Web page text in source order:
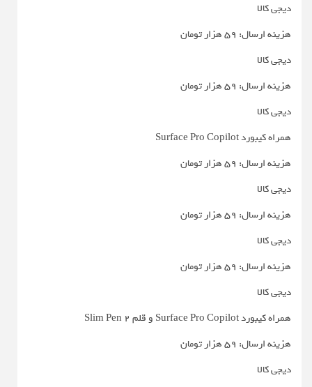
دیجی کالا
هزینه ارسال: 59 هزار تومان
دیجی کالا
هزینه ارسال: 59 هزار تومان
دیجی کالا
همراه کیبورد Surface Pro Copilot
هزینه ارسال: 59 هزار تومان
دیجی کالا
هزینه ارسال: 59 هزار تومان
دیجی کالا
هزینه ارسال: 59 هزار تومان
دیجی کالا
همراه کیبورد Surface Pro Copilot و قلم Slim Pen 2
هزینه ارسال: 59 هزار تومان
دیجی کالا